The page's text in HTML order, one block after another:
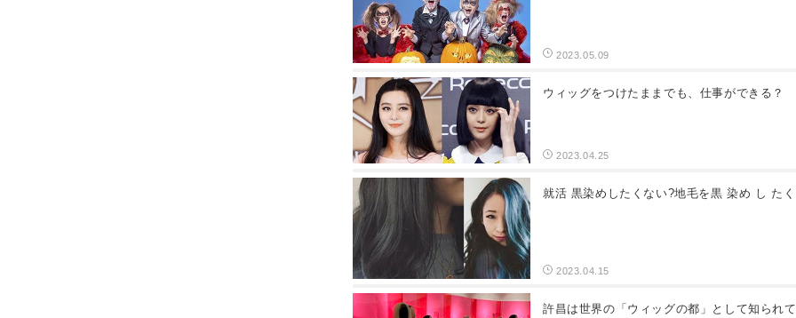
2023.05.09
ウィッグをつけたままでも、仕事ができる？
2023.04.25
就活 黒染めしたくない?地毛を黒 染め し た
2023.04.15
許昌は世界の「ウィッグの都」として知られ